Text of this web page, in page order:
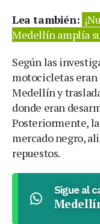
Lea también:
Medellín amplía
Según las
motocicletas
Medellín y
donde eran
Posteriormente,
mercado negro,
repuestos.
Sigue al